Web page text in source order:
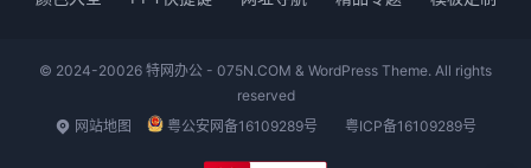
© 2024-20026 特网办公 - 075N.COM & WordPress Theme. All rights
reserved
网站地图
粤公安网备16109289号 粤ICP备16109289号